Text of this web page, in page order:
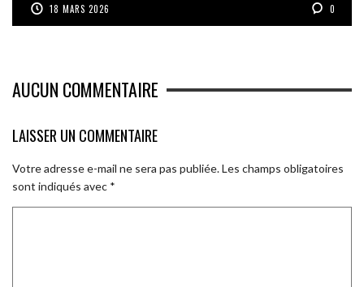
18 MARS 2026 0
AUCUN COMMENTAIRE
LAISSER UN COMMENTAIRE
Votre adresse e-mail ne sera pas publiée.Les champs obligatoires
sont indiqués avec *